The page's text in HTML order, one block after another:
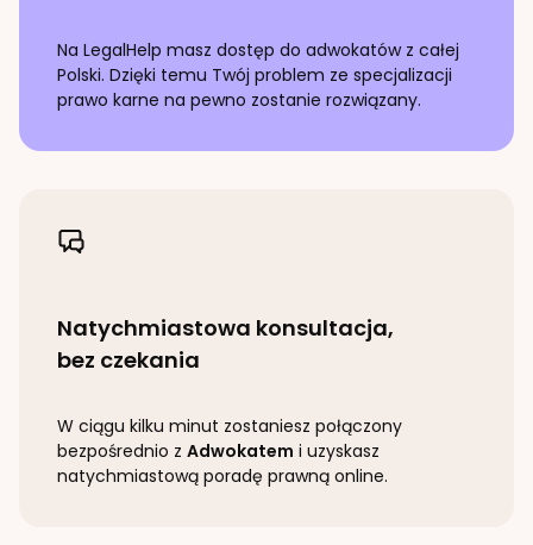
Na LegalHelp masz dostęp do adwokatów z całej
Polski. Dzięki temu Twój problem ze specjalizacji
prawo karne na pewno zostanie rozwiązany.
Natychmiastowa konsultacja,
bez czekania
W ciągu kilku minut zostaniesz połączony
bezpośrednio z Adwokatem i uzyskasz
natychmiastową poradę prawną online.